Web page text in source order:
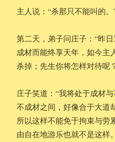
主人说：“杀那只不能叫的。
第二天，弟子问庄子：“昨
成材而能终享天年，如今主
杀掉；先生你将怎样对待呢
庄子笑道：“我将处于成材
不成材之间，好像合于大道
所以这样不能免于拘束与劳
由自在地游乐也就不是这样